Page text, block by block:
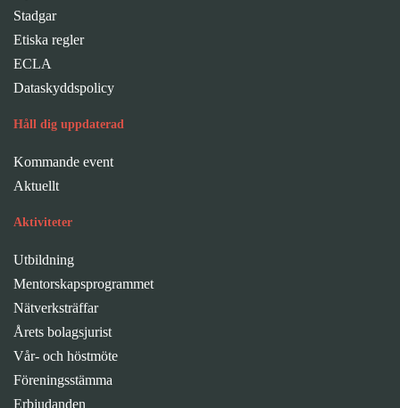
Stadgar
Etiska regler
ECLA
Dataskyddspolicy
Håll dig uppdaterad
Kommande event
Aktuellt
Aktiviteter
Utbildning
Mentorskapsprogrammet
Nätverksträffar
Årets bolagsjurist
Vår- och höstmöte
Föreningsstämma
Erbjudanden